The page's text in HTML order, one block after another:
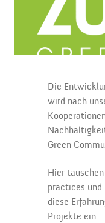
Die
wird nach
Green
Hier
practices und
diese
Projekte ein.